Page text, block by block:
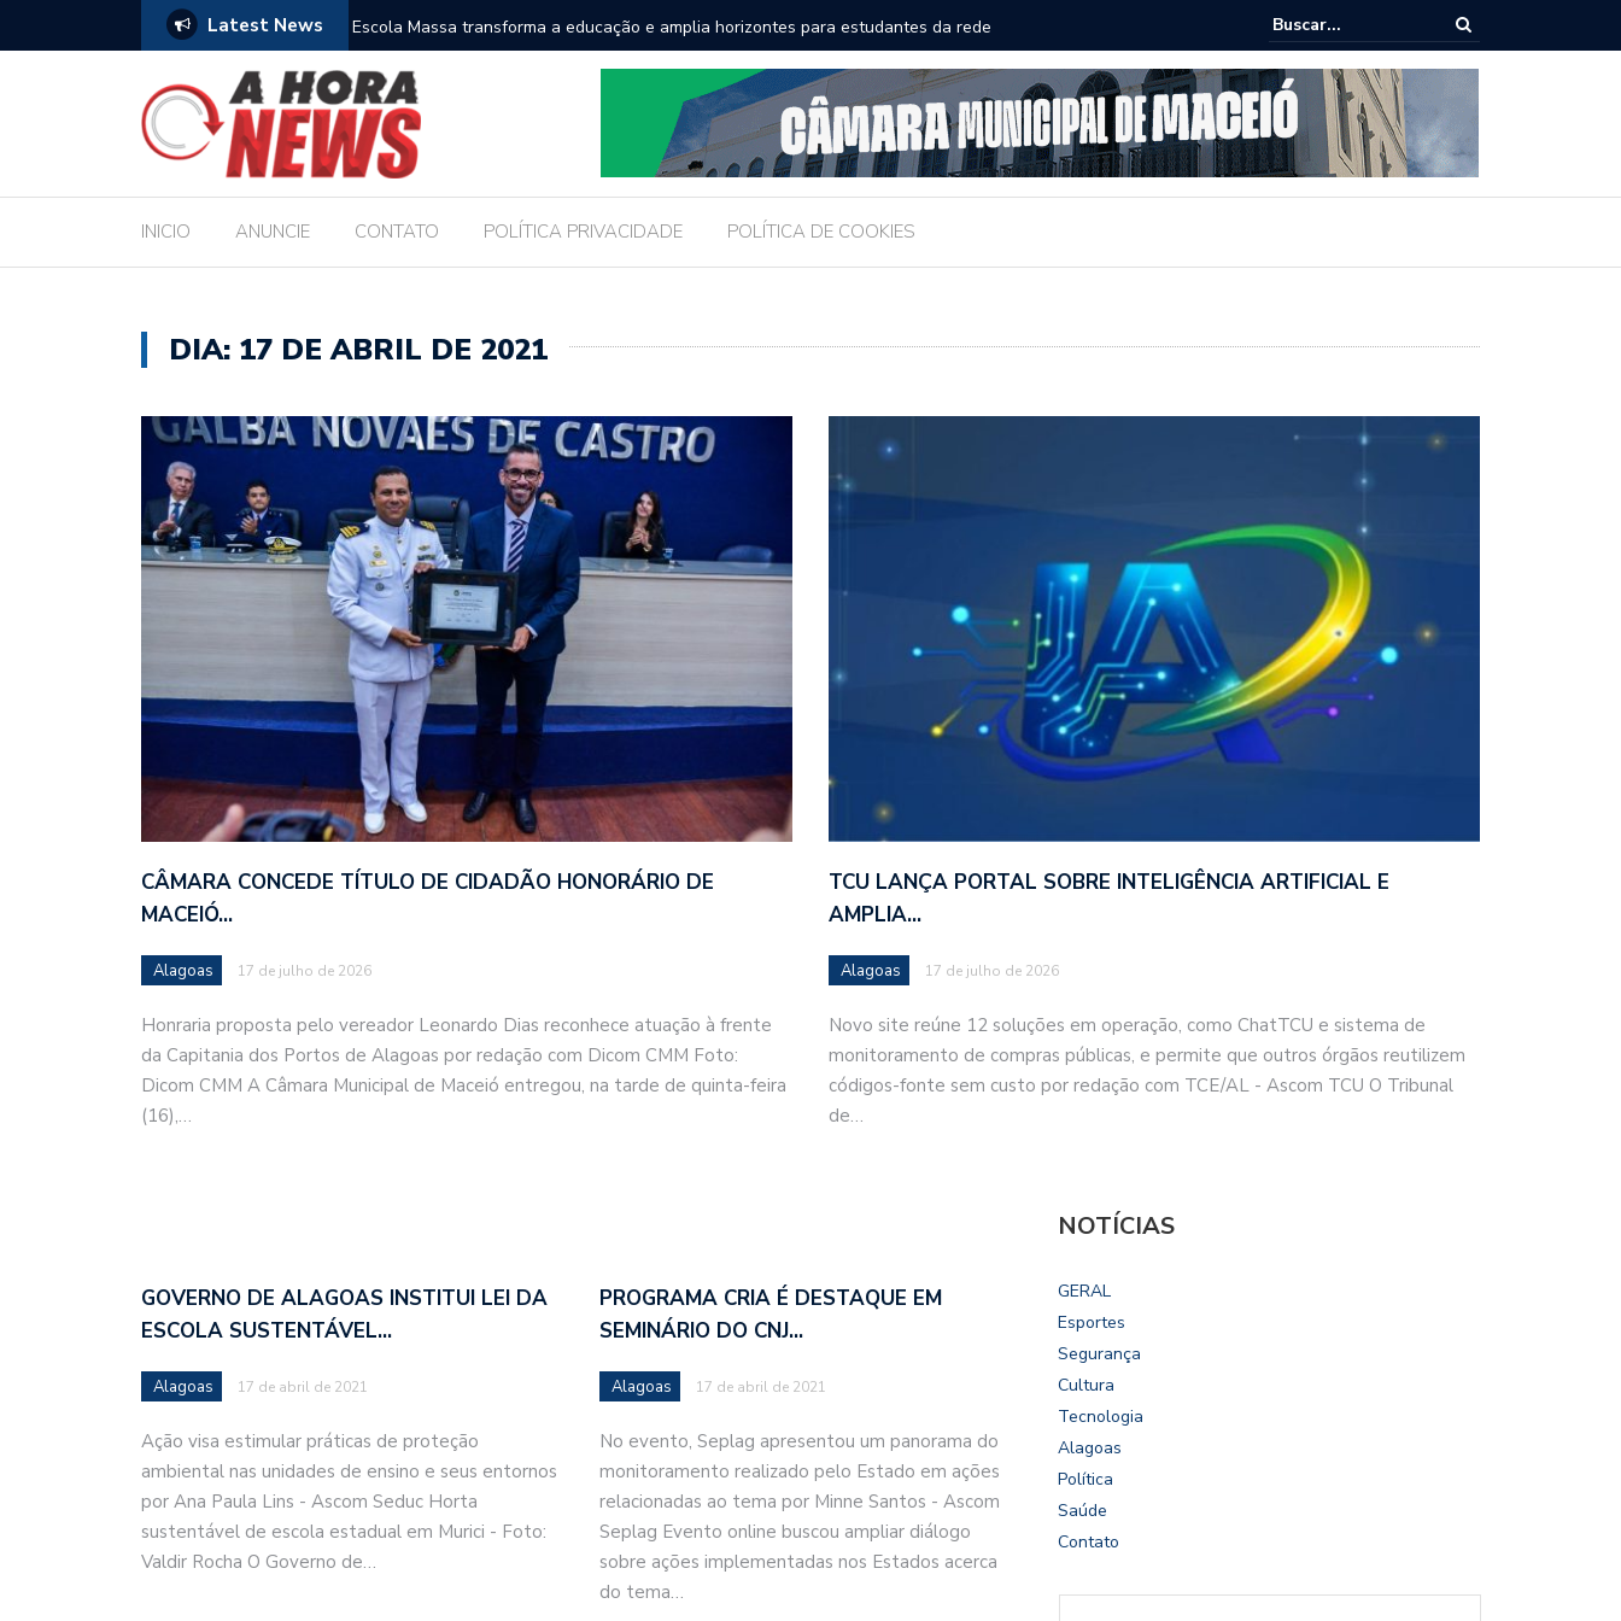
Latest News
escolares e sanciona jornada de 30 horas
Escola Massa transforma a educação e amplia horizontes para estudantes da rede
pública de Maceió
Chico Filho destaca potencial esportivo, turístico e econômico da Maratona
Internacional de Maceió
INICIO ANUNCIE CONTATO POLÍTICA PRIVACIDADE POLÍTICA DE COOKIES
DIA: 17 DE ABRIL DE 2021
CÂMARA CONCEDE TÍTULO DE CIDADÃO HONORÁRIO DE
MACEIÓ…
Alagoas 17 de julho de 2026
Honraria proposta pelo vereador Leonardo Dias reconhece atuação à frente
da Capitania dos Portos de Alagoas por redação com Dicom CMM Foto:
Dicom CMM A Câmara Municipal de Maceió entregou, na tarde de quinta-feira
(16),…
TCU LANÇA PORTAL SOBRE INTELIGÊNCIA ARTIFICIAL E
AMPLIA…
Alagoas 17 de julho de 2026
Novo site reúne 12 soluções em operação, como ChatTCU e sistema de
monitoramento de compras públicas, e permite que outros órgãos reutilizem
códigos-fonte sem custo por redação com TCE/AL - Ascom TCU O Tribunal
de…
GOVERNO DE ALAGOAS INSTITUI LEI DA
ESCOLA SUSTENTÁVEL…
Alagoas 17 de abril de 2021
Ação visa estimular práticas de proteção
ambiental nas unidades de ensino e seus entornos
por Ana Paula Lins - Ascom Seduc Horta
sustentável de escola estadual em Murici - Foto:
Valdir Rocha O Governo de…
PROGRAMA CRIA É DESTAQUE EM
SEMINÁRIO DO CNJ…
Alagoas 17 de abril de 2021
No evento, Seplag apresentou um panorama do
monitoramento realizado pelo Estado em ações
relacionadas ao tema por Minne Santos - Ascom
Seplag Evento online buscou ampliar diálogo
sobre ações implementadas nos Estados acerca
do tema…
NOTÍCIAS
GERAL
Esportes
Segurança
Cultura
Tecnologia
Alagoas
Política
Saúde
Contato